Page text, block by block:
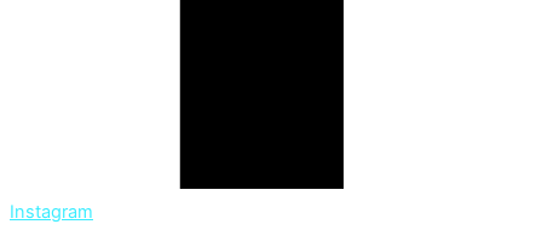
Instagram